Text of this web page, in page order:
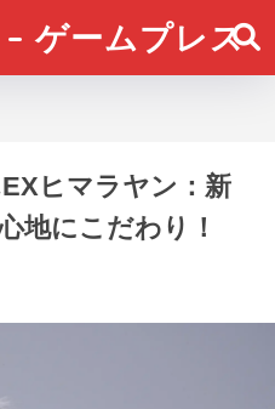
ゲームプレス
ヒマラヤン：新
地にこだわり！